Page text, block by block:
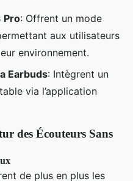
Pro: Offrent un mode
aux utilisateurs
environnement.
Earbuds: Intègrent un
via l’application
des Écouteurs Sans
de plus en plus les